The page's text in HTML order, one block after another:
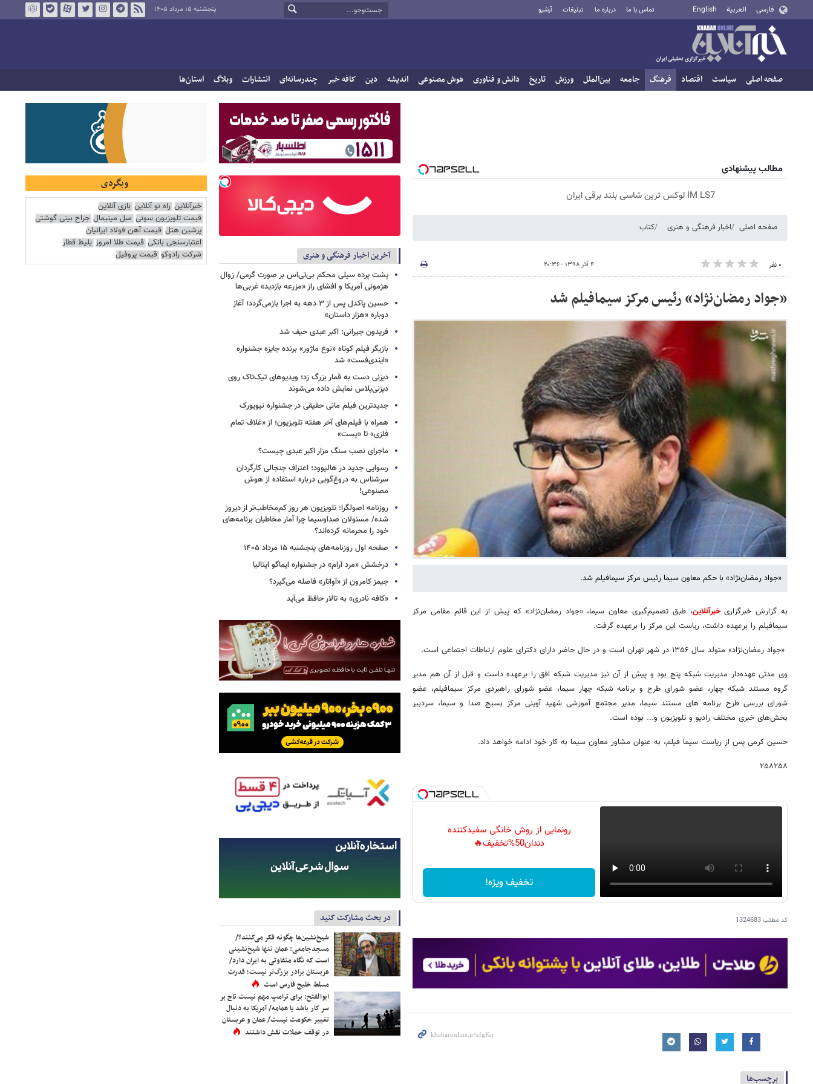
فارسی العربية English تماس با ما درباره ما تبلیغات آرشیو پنجشنبه ۱۵ مرداد ۱۴۰۵
صفحه اصلی سیاست اقتصاد فرهنگ جامعه بین‌الملل ورزش تاریخ دانش و فناوری هوش مصنوعی اندیشه دین کافه خبر چندرسانه‌ای انتشارات وبلاگ استان‌ها
مطالب پیشنهادی
IM LS7 لوکس ترین شاسی بلند برقی ایران
صفحه اصلی اخبار فرهنگی و هنری کتاب
۰ نفر ۴ آذر ۱۳۹۸ - ۲۰:۳۶
«جواد رمضان‌نژاد» رئیس مرکز سیمافیلم شد
«جواد رمضان‌نژاد» با حکم معاون سیما رئیس مرکز سیمافیلم شد.
به گزارش خبرگزاریخبرآنلاین، طبق تصمیم‌گیری معاون سیما، «جواد رمضان‌نژاد» که پیش از این قائم مقامی مرکز
سیمافیلم را برعهده داشت، ریاست این مرکز را برعهده گرفت.
«جواد رمضان‌نژاد» متولد سال ۱۳۵۶ در شهر تهران است و در حال حاضر دارای دکترای علوم ارتباطات اجتماعی است.
وی مدتی عهده‌دار مدیریت شبکه پنج بود و پیش از آن نیز مدیریت شبکه افق را برعهده داست و قبل از آن هم مدیر
گروه مستند شبکه چهار، عضو شورای طرح و برنامه شبکه چهار سیما، عضو شورای راهبردی مرکز سیمافیلم، عضو
شورای بررسی طرح برنامه های مستند سیما، مدیر مجتمع آموزشی شهید آوینی مرکز بسیج صدا و سیما، سردبیر
بخش‌های خبری مختلف رادیو و تلویزیون و... بوده است.
حسین کرمی پس از ریاست سیما فیلم، به عنوان مشاور معاون سیما به کار خود ادامه خواهد داد.
۲۵۸۲۵۸
رونمایی از روش خانگی سفیدکننده
دندان50%تخفیف🔥
تخفیف ویژه!
کد مطلب1324683
برچسب‌ها
آخرین اخبار فرهنگی و هنری
پشت پرده سیلی محکم بی‌تی‌اس بر صورت گرمی/ زوال
هژمونی آمریکا و افشای راز «مزرعه بازدید» غربی‌ها
حسین پاکدل پس از ۳ دهه به اجرا بازمی‌گردد؛ آغاز
دوباره «هزار داستان»
فریدون جیرانی: اکبر عبدی حیف شد
بازیگر فیلم کوتاه «نوع ماژور» برنده جایزه جشنواره
«ایندی‌فست» شد
دیزنی دست به قمار بزرگ زد؛ ویدیوهای تیک‌تاک روی
دیزنی‌پلاس نمایش داده می‌شوند
جدیدترین فیلم مانی حقیقی در جشنواره نیویورک
همراه با فیلم‌های آخر هفته تلویزیون؛ از «غلاف تمام
فلزی» تا «پست»
ماجرای نصب سنگ مزار اکبر عبدی چیست؟
رسوایی جدید در هالیوود؛ اعتراف جنجالی کارگردان
سرشناس به دروغ‌گویی درباره استفاده از هوش
مصنوعی!
روزنامه اصولگرا: تلویزیون هر روز کم‌مخاطب‌تر از دیروز
شده/ مسئولان صداوسیما چرا آمار مخاطبان برنامه‌های
خود را محرمانه کرده‌اند؟
صفحه اول روزنامه‌های پنجشنبه ۱۵ مرداد ۱۴۰۵
درخشش «مرد آرام» در جشنواره ایماگو ایتالیا
جیمز کامرون از «آواتار» فاصله می‌گیرد؟
«کافه نادری» به تالار حافظ می‌آید
در بحث مشارکت کنید
شیخ‌نشین‌ها چگونه فکر می‌کنند؟/
مسجدجامعی: عمان تنها شیخ‌نشینی
است که نگاه متفاوتی به ایران دارد/
عربستان برادر بزرگ‌تر نیست؛ قدرت
مسلط خلیج فارس است
ابوالفتح: برای ترامپ مهم نیست تاج بر
سر کار باشد یا عمامه/ آمریکا به دنبال
تغییر حکومت نیست/ عمان و عربستان
در توقف حملات نقش داشتند
وبگردی
خبرآنلاین راه نو آنلاین بازی آنلاین
قیمت تلویزیون سونی مبل مینیمال جراح بینی گوشتی
پرشین هتل قیمت آهن فولاد ایرانیان
اعتبارسنجی بانکی قیمت طلا امروز بلیط قطار
شرکت رادوکو قیمت پروفیل